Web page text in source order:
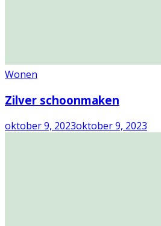
Wonen
Zilver schoonmaken
oktober 9, 2023oktober 9, 2023